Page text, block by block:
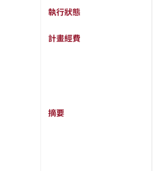
執行狀態
計畫經費
摘要